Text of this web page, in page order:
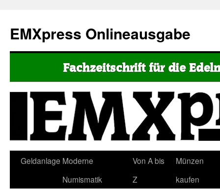
EMXpress Onlineausgabe
Geldanlage Moderne
Numismatik
Von A bis
Z
Münzen
kaufen